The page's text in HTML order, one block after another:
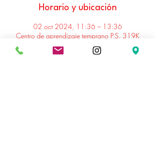
Horario y ubicación
02 oct 2024, 11:36 – 13:36
Centro de aprendizaje temprano P.S. 319K
Williamsburg, 123 South St, Nueva York, NY
10004, EE. UU.